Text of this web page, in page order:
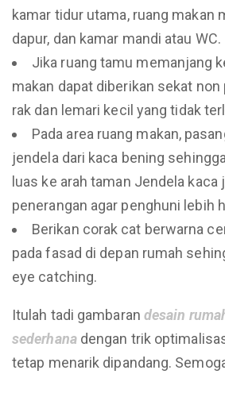
kamar tidur utama, ruang makan
dapur, dan kamar mandi atau WC.
Jika ruang tamu memanjang
makan dapat diberikan sekat
rak dan lemari kecil yang tidak
Pada area ruang makan,
jendela dari kaca bening
luas ke arah taman Jendela
penerangan agar penghuni lebih
Berikan corak cat berwarna
pada fasad di depan rumah
eye catching.
Itulah tadi gambaran desain
sederhanadengan trik
tetap menarik dipandang.